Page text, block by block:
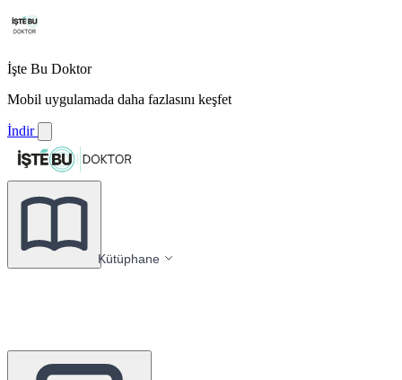
İşte Bu Doktor
Mobil uygulamada daha fazlasını keşfet
İndir
Kütüphane